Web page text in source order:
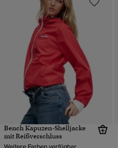
Bench Kapuzen-Shelljacke
mit Reißverschluss